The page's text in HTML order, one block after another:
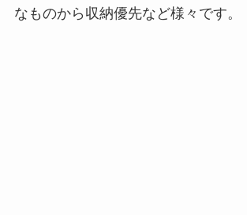
なものから収納優先など様々です。